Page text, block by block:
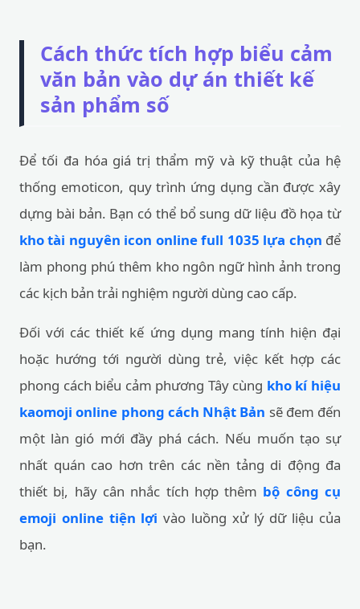
Cách thức tích hợp biểu cảm
văn bản vào dự án thiết kế
sản phẩm số
Để tối đa hóa giá trị thẩm mỹ và kỹ thuật của hệ
thống emoticon, quy trình ứng dụng cần được xây
dựng bài bản. Bạn có thể bổ sung dữ liệu đồ họa từ
kho tài nguyên icon online full 1035 lựa chọn để
làm phong phú thêm kho ngôn ngữ hình ảnh trong
các kịch bản trải nghiệm người dùng cao cấp.
Đối với các thiết kế ứng dụng mang tính hiện đại
hoặc hướng tới người dùng trẻ, việc kết hợp các
phong cách biểu cảm phương Tây cùng kho kí hiệu
kaomoji online phong cách Nhật Bản sẽ đem đến
một làn gió mới đầy phá cách. Nếu muốn tạo sự
nhất quán cao hơn trên các nền tảng di động đa
thiết bị, hãy cân nhắc tích hợp thêm bộ công cụ
emoji online tiện lợi vào luồng xử lý dữ liệu của
bạn.